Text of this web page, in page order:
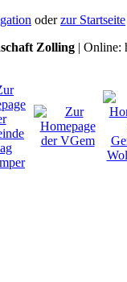
oderzur Startseite
Zolling | Online: